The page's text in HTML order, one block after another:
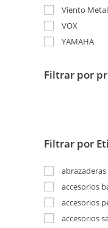
Viento Metal
VOX
YAMAHA
Filtrar por
Filtrar por
accesorios
accesorios
accesorios